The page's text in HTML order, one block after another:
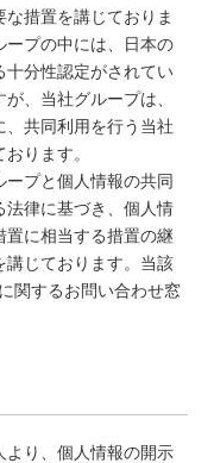
措置を講じておりま
ープの中には、日本の
十分性認定がされてい
、当社グループは、
共同利用を行う当社
ります。
ープと個人情報の共同
法律に基づき、個人情
置に相当する措置の継
講じております。当該
関するお問い合わせ窓
より、個人情報の開示